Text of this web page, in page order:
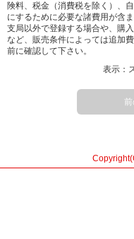
険料、税金（消費税を除く）、
にするために必要な諸費用が含
支局以外で登録する場合や、購
など、販売条件によっては追加
前に確認して下さい。
表示：
前